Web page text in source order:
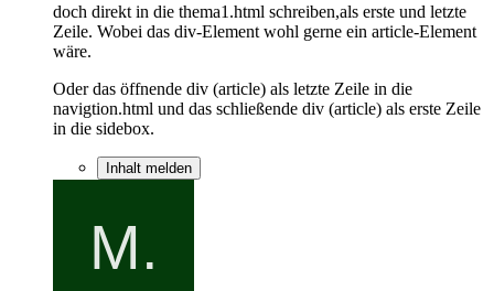
doch direkt in die thema1.html schreiben,als erste und letzte
Zeile. Wobei das div-Element wohl gerne ein article-Element
wäre.
Oder das öffnende div (article) als letzte Zeile in die
navigtion.html und das schließende div (article) als erste Zeile
in die sidebox.
Inhalt melden